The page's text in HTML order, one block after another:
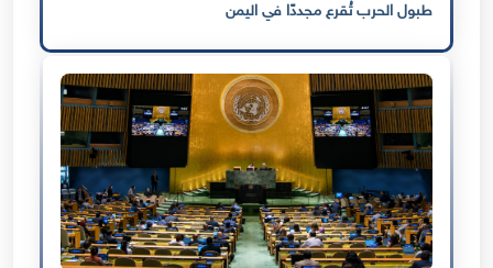
طبول الحرب تُقرع مجددًا في اليمن